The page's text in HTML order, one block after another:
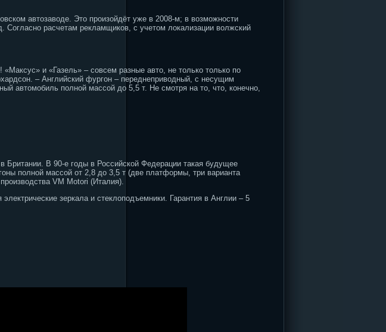
автозаводе. Это произойдёт уже в 2008-м; в возможности
Согласно расчетам рекламщиков, с учетом локализации волжский
и «Газель» – совсем разные авто, не только только по
– Английский фургон – переднеприводный, с несущим
автомобиль полной массой до 5,5 т. Не смотря на то, что, конечно,
Британии. В 90-е годы в Российской Федерации такая будущее
полной массой от 2,8 до 3,5 т (две платформы, три варианта
VM Motori (Италия).
зеркала и стеклоподъемники. Гарантия в Англии – 5